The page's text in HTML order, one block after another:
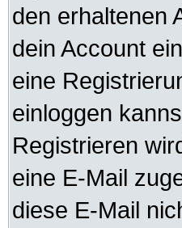
den erhaltenen
dein Account
eine
einloggen
Registrieren
eine E-Mail
diese E-Mail